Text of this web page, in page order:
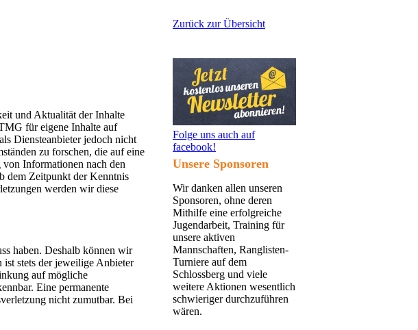
und Aktualität der Inhalte
für eigene Inhalte auf
Diensteanbieter jedoch nicht
zu forschen, die auf eine
Informationen nach den
dem Zeitpunkt der Kenntnis
werden wir diese
haben. Deshalb können wir
stets der jeweilige Anbieter
auf mögliche
Eine permanente
nicht zumutbar. Bei
Zurück zur Übersicht
Folge uns auch auf
facebook!
Unsere Sponsoren
Wir danken allen unseren
Sponsoren, ohne deren
Mithilfe eine erfolgreiche
Jugendarbeit, Training für
unsere aktiven
Mannschaften, Ranglisten-
Turniere auf dem
Schlossberg und viele
weitere Aktionen wesentlich
schwieriger durchzuführen
wären.